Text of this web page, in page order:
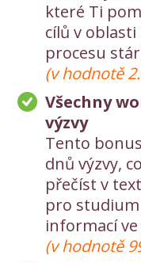
které Ti
cílů v
procesu
(v hodnotě
Všechny
výzvy
Tento
dnů výzvy,
přečíst v
pro studium
informací
(v hodnotě